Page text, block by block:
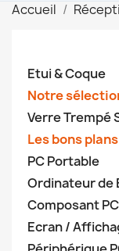
Accueil
Etui & Coque
Notre
Verre Trempé
Les bons
PC Portable
Ordinateur de
Composant PC
Ecran /